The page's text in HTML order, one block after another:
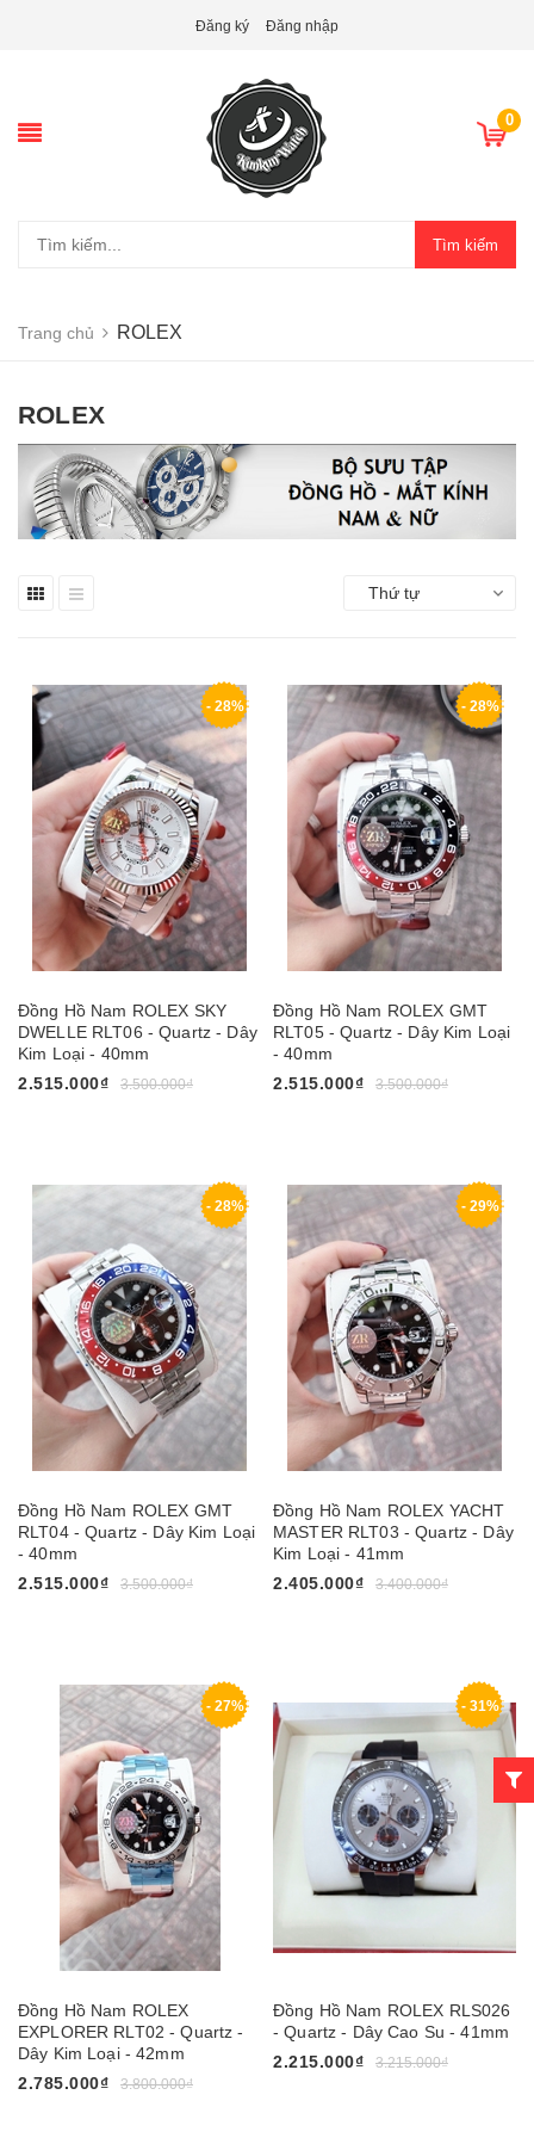
Đăng ký Đăng nhập
0
Tìm kiếm
Trang chủ ROLEX
ROLEX
Thứ tự
- 28%
Đồng Hồ Nam ROLEX SKY
DWELLE RLT06 - Quartz - Dây
Kim Loại - 40mm
2.515.000₫
3.500.000₫
- 28%
Đồng Hồ Nam ROLEX GMT
RLT05 - Quartz - Dây Kim Loại
- 40mm
2.515.000₫
3.500.000₫
- 28%
Đồng Hồ Nam ROLEX GMT
RLT04 - Quartz - Dây Kim Loại
- 40mm
2.515.000₫
3.500.000₫
- 29%
Đồng Hồ Nam ROLEX YACHT
MASTER RLT03 - Quartz - Dây
Kim Loại - 41mm
2.405.000₫
3.400.000₫
- 27%
Đồng Hồ Nam ROLEX
EXPLORER RLT02 - Quartz -
Dây Kim Loại - 42mm
2.785.000₫
3.800.000₫
- 31%
Đồng Hồ Nam ROLEX RLS026
- Quartz - Dây Cao Su - 41mm
2.215.000₫
3.215.000₫